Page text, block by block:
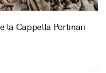
la Cappella Portinari